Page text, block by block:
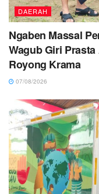
DAERAH
Ngaben Massal
Wagub Giri
Royong Krama
07/08/2026